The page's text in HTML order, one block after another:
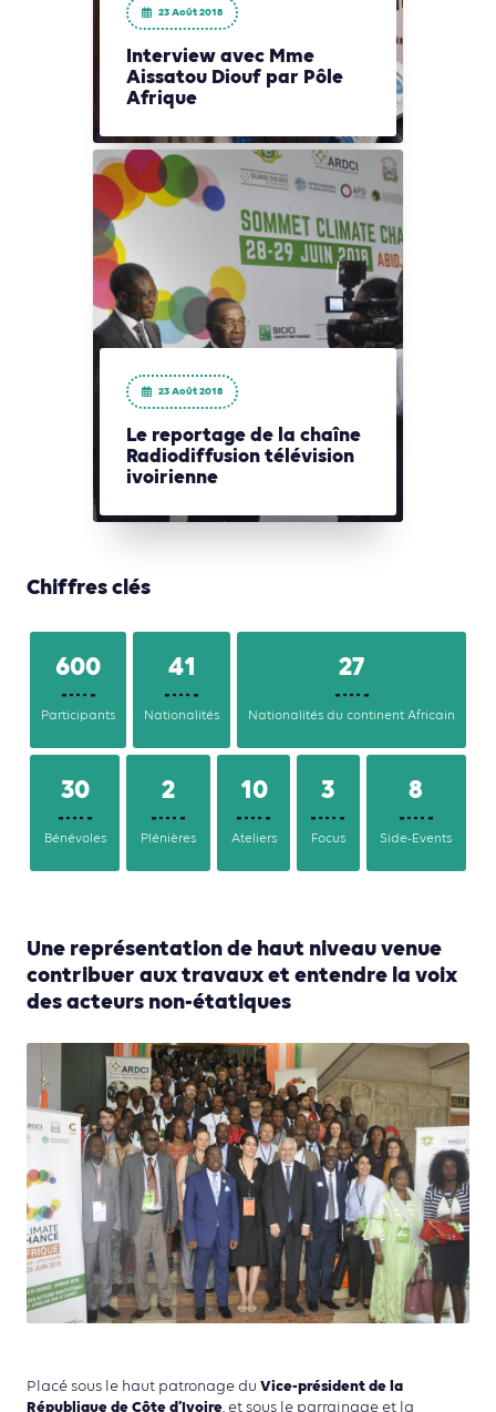
23 Août 2018
Interview avec Mme
Aissatou Diouf par Pôle
Afrique
23 Août 2018
Le reportage de la chaîne
Radiodiffusion télévision
ivoirienne
Chiffres clés
600
Participants
41
Nationalités
27
Nationalités du continent Africain
30
Bénévoles
2
Plénières
10
Ateliers
3
Focus
8
Side-Events
Une représentation de haut niveau venue
contribuer aux travaux et entendre la voix
des acteurs non-étatiques
Placé sous le haut patronage du Vice-président de la
République de Côte d’Ivoire, et sous le parrainage et la